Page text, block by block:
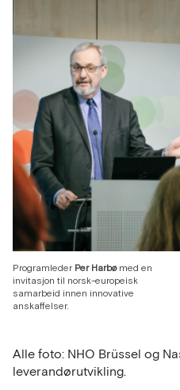
Programleder Per Harbømed en
invitasjon til norsk-europeisk
samarbeid innen innovative
anskaffelser.
Alle foto: NHO Brüssel og
leverandørutvikling.